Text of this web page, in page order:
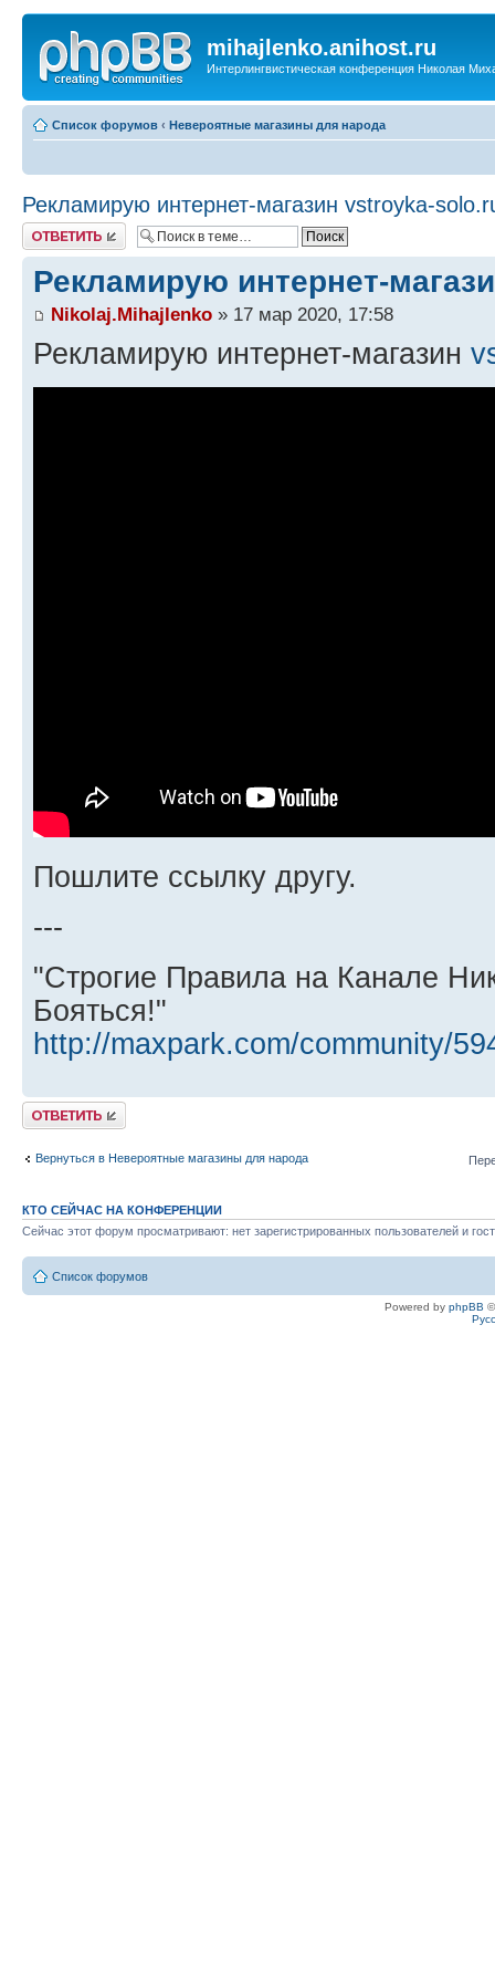
mihajlenko.anihost.ru
Интерлингвистическая конференция Николая
Список форумов ‹ Невероятные магазины для народа
Рекламирую интернет-магазин vstroyka-
Ответить
Рекламирую интернет-
Nikolaj.Mihajlenko » 17 мар 2020, 17:58
Рекламирую интернет-магазин
Пошлите ссылку другу.
---
"Строгие Правила на Канале
Бояться!"
http://maxpark.com/community/
Ответить
Вернуться в Невероятные магазины для народа
КТО СЕЙЧАС НА КОНФЕРЕНЦИИ
Сейчас этот форум просматривают: нет зарегистрированных пользователей и
Список форумов
Powered by phpBB